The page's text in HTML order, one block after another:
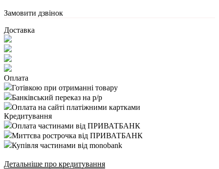
Замовити дзвінок
Доставка
Оплата
Готівкою при отриманні товару
Банківський переказ на р/р
Оплата на сайті платіжними картками
Кредитування
Оплата частинами від ПРИВАТБАНК
Миттєва рострочка від ПРИВАТБАНК
Купівля частинами від monobank
Детальніше про кредитування